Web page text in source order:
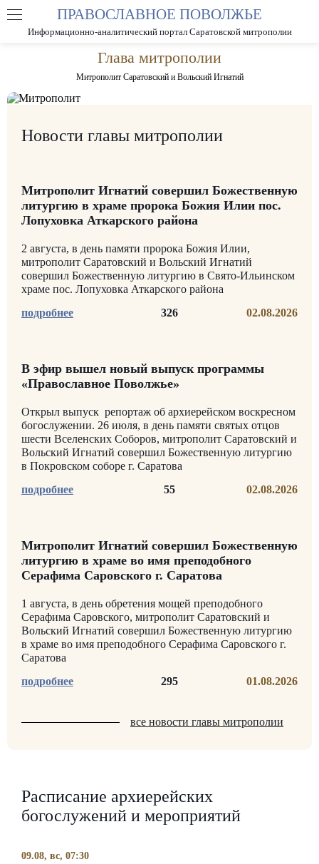
РАЗМЕР ШРИФТА А А
ИЗОБРАЖЕНИЯ
ПРАВОСЛАВНОЕ ПОВОЛЖЬЕ
Информационно-аналитический портал Саратовской митрополии
Глава митрополии
Митрополит Саратовский и Вольский Игнатий
Новости главы митрополии
Митрополит Игнатий совершил Божественную
литургию в храме пророка Божия Илии пос.
Лопуховка Аткарского района
2 августа, в день памяти пророка Божия Илии,
митрополит Саратовский и Вольский Игнатий
совершил Божественную литургию в Свято-Ильинском
храме пос. Лопуховка Аткарского района
326
02.08.2026
В эфир вышел новый выпуск программы
«Православное Поволжье»
Открыл выпуск репортаж об архиерейском воскресном
богослужении. 26 июля, в день памяти святых отцов
шести Вселенских Соборов, митрополит Саратовский и
Вольский Игнатий совершил Божественную литургию
в Покровском соборе г. Саратова
55
02.08.2026
Митрополит Игнатий совершил Божественную
литургию в храме во имя преподобного
Серафима Саровского г. Саратова
1 августа, в день обретения мощей преподобного
Серафима Саровского, митрополит Саратовский и
Вольский Игнатий совершил Божественную литургию
в храме во имя преподобного Серафима Саровского г.
Саратова
295
01.08.2026
все новости главы митрополии
Расписание архиерейских
богослужений и мероприятий
09.08, вс, 07:30